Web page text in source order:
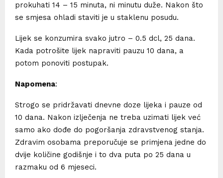
prokuhati 14 – 15 minuta, ni minutu duže. Nakon što
se smjesa ohladi staviti je u staklenu posudu.
Lijek se konzumira svako jutro – 0.5 dcl, 25 dana.
Kada potrošite lijek napraviti pauzu 10 dana, a
potom ponoviti postupak.
Napomena:
Strogo se pridržavati dnevne doze lijeka i pauze od
10 dana. Nakon izlječenja ne treba uzimati lijek već
samo ako dođe do pogoršanja zdravstvenog stanja.
Zdravim osobama preporučuje se primjena jedne do
dvije količine godišnje i to dva puta po 25 dana u
razmaku od 6 mjeseci.